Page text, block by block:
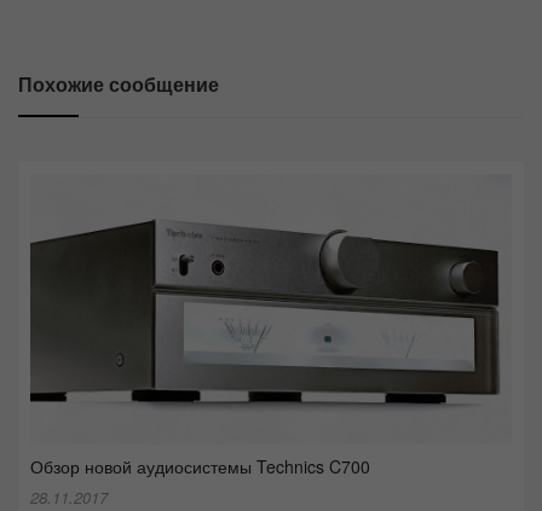
Похожие сообщение
Обзор новой аудиосистемы Technics C700
28.11.2017